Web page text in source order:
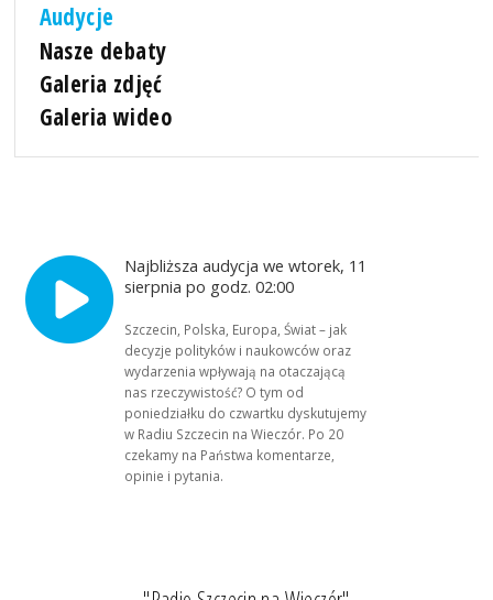
Audycje
Nasze debaty
Galeria zdjęć
Galeria wideo
Najbliższa audycja we wtorek, 11
sierpnia po godz. 02:00
Szczecin, Polska, Europa, Świat – jak
decyzje polityków i naukowców oraz
wydarzenia wpływają na otaczającą
nas rzeczywistość? O tym od
poniedziałku do czwartku dyskutujemy
w Radiu Szczecin na Wieczór. Po 20
czekamy na Państwa komentarze,
opinie i pytania.